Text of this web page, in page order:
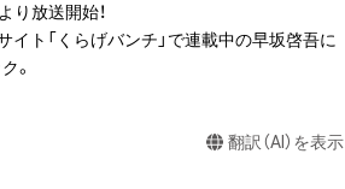
ことはできません。
利用については、公序良俗や法令に反する利
ど、作成者が不適切であると判断した場合、
、その損害がいかなる原因で発生したもの
り放送開始！
イト「くらげバンチ」で連載中の早坂啓吾に
。
翻訳（AI）を表示